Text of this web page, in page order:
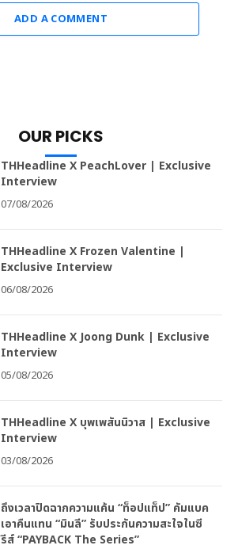
ADD A COMMENT
OUR PICKS
THHeadline X PeachLover | Exclusive
Interview
07/08/2026
THHeadline X Frozen Valentine |
Exclusive Interview
06/08/2026
THHeadline X Joong Dunk | Exclusive
Interview
05/08/2026
THHeadline X บุพเพสันนิวาส | Exclusive
Interview
03/08/2026
ถึงเวลาปิดฉากความแค้น “ท็อปแท็ป” คัมแบค
เอาคืนแทน “มินลี” รับประกันความสะใจในซี
รีส์ “PAYBACK The Series”